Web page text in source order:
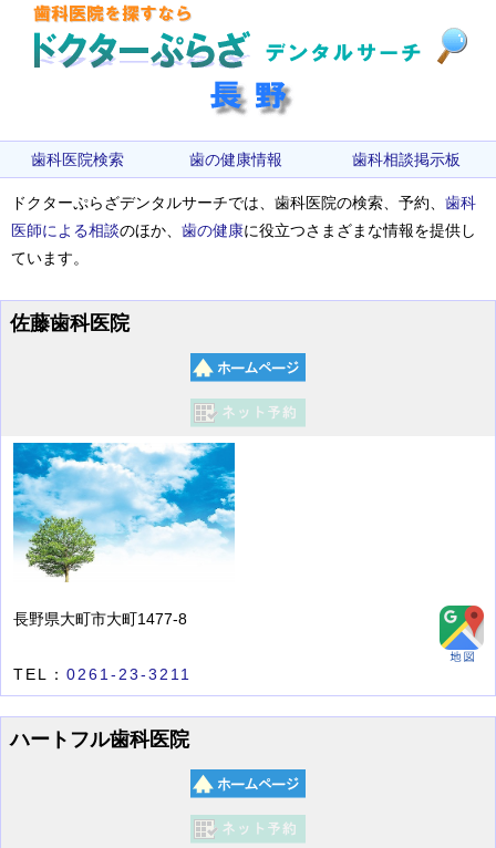
歯科医院検索 歯の健康情報 歯科相談掲示板
ドクターぷらざデンタルサーチでは、歯科医院の検索、予約、 歯科
医師による相談のほか、 歯の健康に役立つさまざまな情報を提供し
ています。
佐藤歯科医院
長野県大町市大町1477-8
TEL： 0261-23-3211
ハートフル歯科医院